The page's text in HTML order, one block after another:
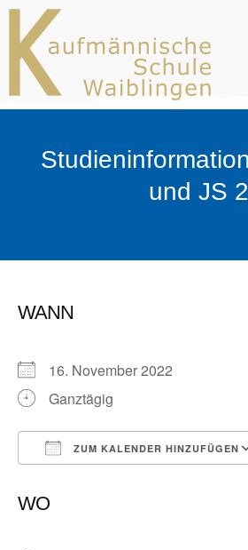
und JS 2
WANN
16. November 2022
Ganztägig
ZUM KALENDER HINZUFÜGEN
WO